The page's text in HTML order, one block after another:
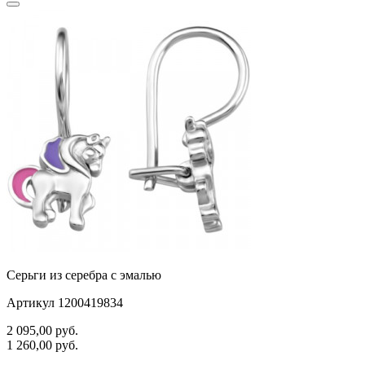
Серьги из серебра с эмалью
Артикул 1200419834
2 095,00 руб.
1 260,00 руб.